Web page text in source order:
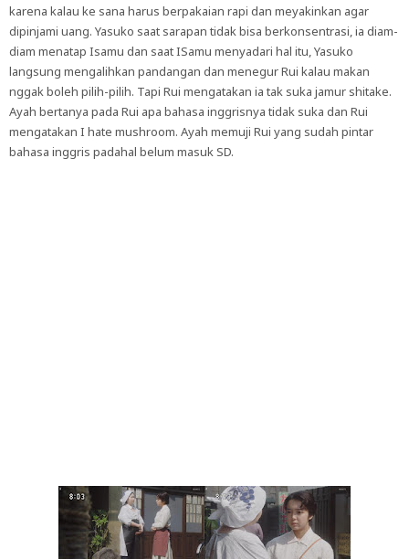
karena kalau ke sana harus berpakaian rapi dan meyakinkan agar
dipinjami uang. Yasuko saat sarapan tidak bisa berkonsentrasi, ia diam-
diam menatap Isamu dan saat ISamu menyadari hal itu, Yasuko
langsung mengalihkan pandangan dan menegur Rui kalau makan
nggak boleh pilih-pilih. Tapi Rui mengatakan ia tak suka jamur shitake.
Ayah bertanya pada Rui apa bahasa inggrisnya tidak suka dan Rui
mengatakan I hate mushroom. Ayah memuji Rui yang sudah pintar
bahasa inggris padahal belum masuk SD.